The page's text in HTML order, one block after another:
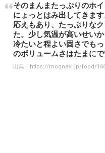
そのまんまたっぷりのホ
にょっとはみ出してきま
応えもあり、たっぷりな
た。少し気温が高いせい
冷たいと程よい固さでも
のボリュームさはたまにで
出典： https://mognavi.jp/food/